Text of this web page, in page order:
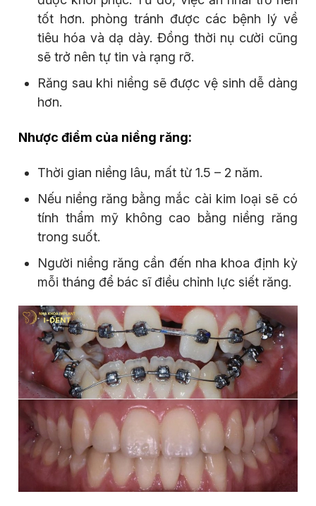
tốt hơn. phòng tránh được các bệnh lý về
tiêu hóa và dạ dày. Đồng thời nụ cười cũng
sẽ trở nên tự tin và rạng rỡ.
Răng sau khi niềng sẽ được vệ sinh dễ dàng
hơn.
Nhược điểm của niềng răng:
Thời gian niềng lâu, mất từ 1.5 – 2 năm.
Nếu niềng răng bằng mắc cài kim loại sẽ có
tính thẩm mỹ không cao bằng niềng răng
trong suốt.
Người niềng răng cần đến nha khoa định kỳ
mỗi tháng để bác sĩ điều chỉnh lực siết răng.